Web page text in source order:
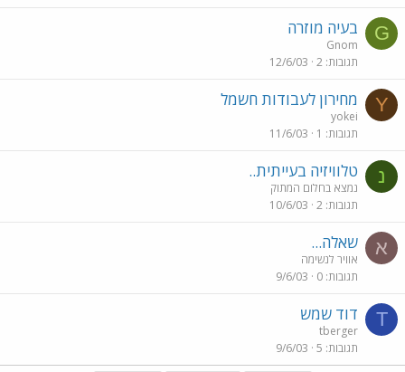
G בעיה מוזרה
Gnom
תגובות 2
12/6/03
Y מחירון לעבודות חשמל
yokei
תגובות 1
11/6/03
נ טלוויזיה בעייתית..
נמצא בחלום המתוק
תגובות 2
10/6/03
א שאלה...
אוויר לנשימה
תגובות 0
9/6/03
T דוד שמש
tberger
תגובות 5
9/6/03